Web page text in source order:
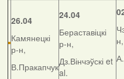
26.04
Камянецкі
р-н,
В.Пракапчук
24.04
Бераставіцкі
р-н,
Дз.Вінчэўскі et
al.
н,